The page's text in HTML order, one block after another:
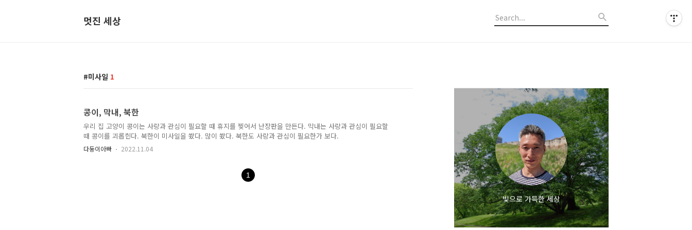
멋진 세상
미사일 1
콩이, 막내, 북한
우리 집 고양이 콩이는 사랑과 관심이 필요할 때 휴지를 찢어서 난장판을 만든다. 막내는 사랑과 관심이 필요할
때 콩이를 괴롭힌다. 북한이 미사일을 쐈다. 많이 쐈다. 북한도 사랑과 관심이 필요한가 보다.
다둥이아빠 2022.11.04
1
빛으로 가득한 세상